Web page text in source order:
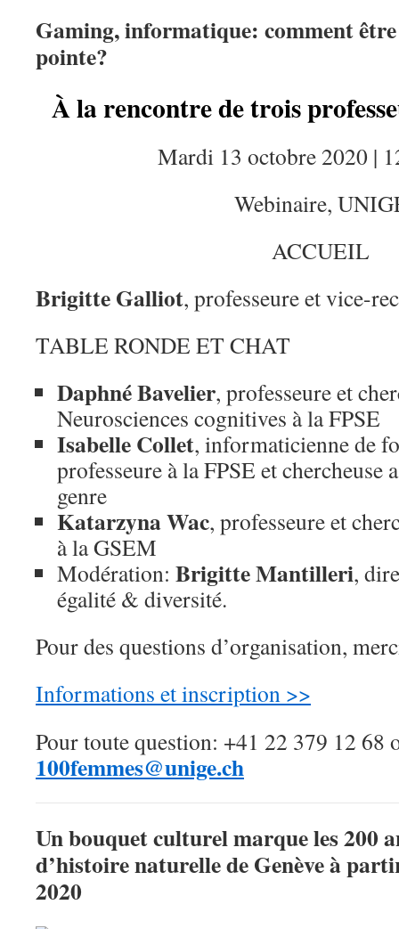
Gaming, informatique: comment
pointe?
À la rencontre de trois
Mardi 13 octobre 2020 |
Webinaire,
ACCUEIL
Brigitte Galliot, professeure et vice-
TABLE RONDE ET CHAT
Daphné Bavelier, professeure et
Neurosciences cognitives à la FPSE
Isabelle Collet, informaticienne de
professeure à la FPSE et chercheuse
genre
Katarzyna Wac, professeure et
à la GSEM
Modération: Brigitte Mantilleri,
égalité & diversité.
Pour des questions d’organisation,
Informations et inscription >>
Pour toute question: +41 22 379 12 68
100femmes@unige.ch
Un bouquet culturel marque les 200
d’histoire naturelle de Genève à
2020